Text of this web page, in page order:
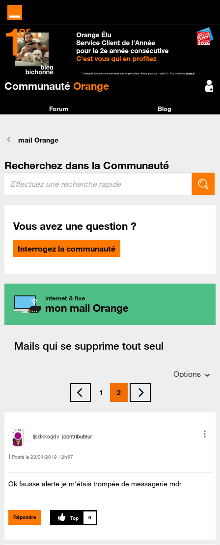
Communauté Orange
Forum Blog
mail Orange
Recherchez dans la Communauté
Vous avez une question ?
Interrogez la communauté
internet & fixe
mon mail Orange
Mails qui se supprime tout seul
Options
1 2
ljsdkksgdv contributeur
Posté le ‎28/04/2019 12h57
Ok fausse alerte je m'étais trompée de messagerie mdr
Répondre 0